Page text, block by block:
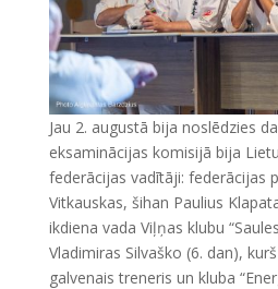
Jau 2. augustā bija noslēdzies
eksaminācijas komisijā bija
federācijas vadītāji: federācijas
Vitkauskas, šihan Paulius
ikdiena vada Viļņas klubu
Vladimiras Silvaško (6. dan),
galvenais treneris un kluba